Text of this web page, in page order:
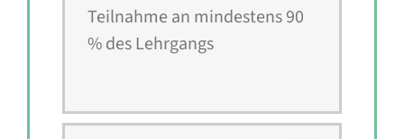
Teilnahme an mindestens 90
% des Lehrgangs